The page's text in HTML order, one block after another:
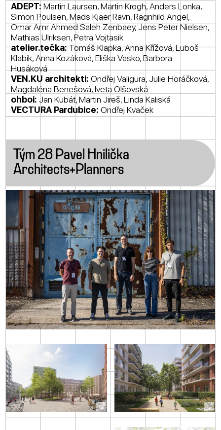
ADEPT: Martin Laursen, Martin Krogh, Anders Lonka,
Simon Poulsen, Mads Kjaer Ravn, Ragnhild Angel,
Omar Amr Ahmed Saleh Zenbaey, Jens Peter Nielsen,
Mathias Ulriksen, Petra Vojtasik
atelier.tečka:Tomáš Klapka, Anna Křížová, Luboš
Klabík, Anna Kozáková, Eliška Vasko, Barbora
Husáková
VEN.KU architekti: Ondřej Valigura, Julie Horáčková,
Magdaléna Benešová, Iveta Olšovská
ohboi: Jan Kubát, Martin Jireš, Linda Kaliská
VECTURA Pardubice: Ondřej Kvaček
Tým 28 Pavel Hnilička
Architects+Planners